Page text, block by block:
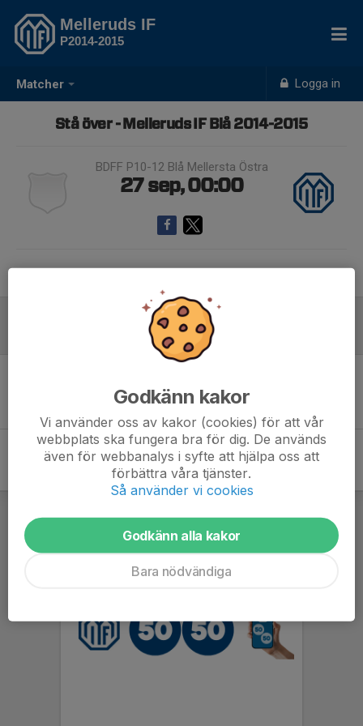
Matcher Logga in
Melleruds IF
P2014-2015
Stå över - Melleruds IF Blå 2014-2015
BDFF P10-12 Blå Mellersta Östra
27 sep, 00:00
Inget skrivet
Godkänn kakor
Vi använder oss av kakor (cookies) för att vår
webbplats ska fungera bra för dig. De används
även för webbanalys i syfte att hjälpa oss att
förbättra våra tjänster.
Så använder vi cookies
Godkänn alla kakor
Bara nödvändiga